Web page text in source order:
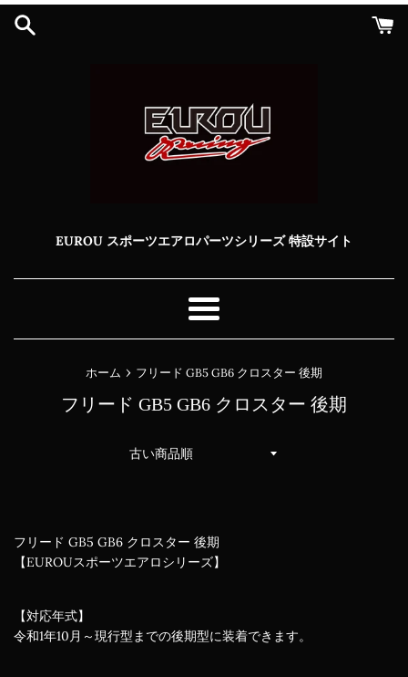
コ
EUROU スポーツエアロパーツシリーズ 特設サイト
メ
ニ
ー
ホーム › フリード GB5 GB6 クロスター 後期
フリード GB5 GB6 クロスター 後期
並
フリード GB5 GB6 クロスター 後期
【EUROUスポーツエアロシリーズ】
【対応年式】
令和1年10月～現行型までの後期型に装着できます。